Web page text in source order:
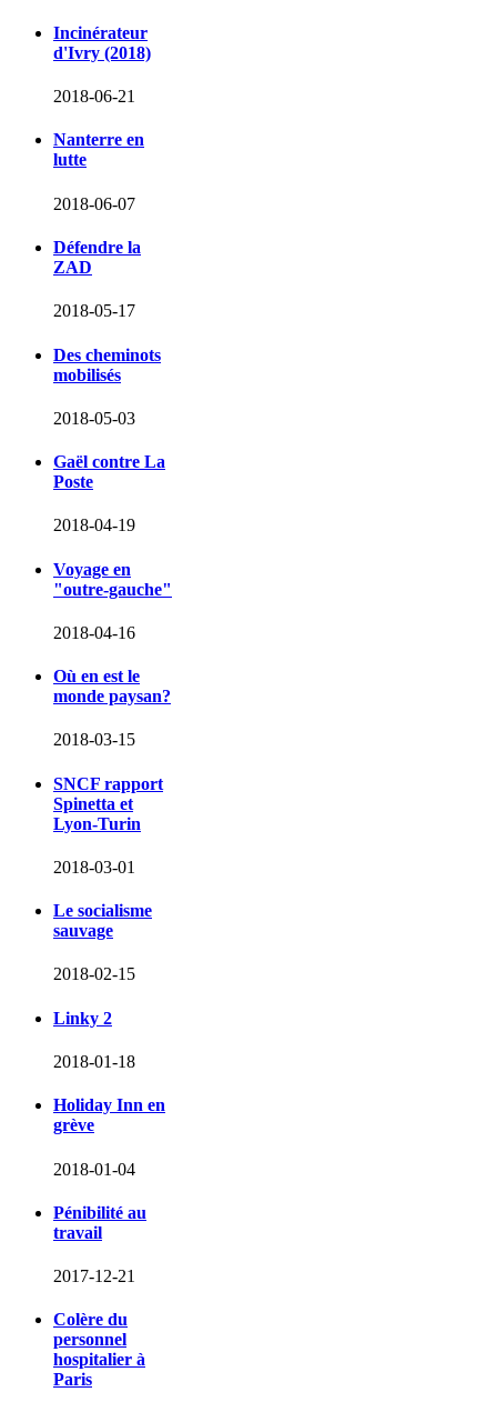
Incinérateur
d'Ivry (2018)
2018-06-21
Nanterre en
lutte
2018-06-07
Défendre la
ZAD
2018-05-17
Des cheminots
mobilisés
2018-05-03
Gaël contre La
Poste
2018-04-19
Voyage en
"outre-gauche"
2018-04-16
Où en est le
monde paysan?
2018-03-15
SNCF rapport
Spinetta et
Lyon-Turin
2018-03-01
Le socialisme
sauvage
2018-02-15
Linky 2
2018-01-18
Holiday Inn en
grève
2018-01-04
Pénibilité au
travail
2017-12-21
Colère du
personnel
hospitalier à
Paris